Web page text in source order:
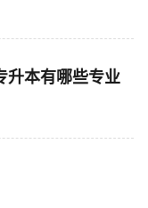
升本有哪些专业